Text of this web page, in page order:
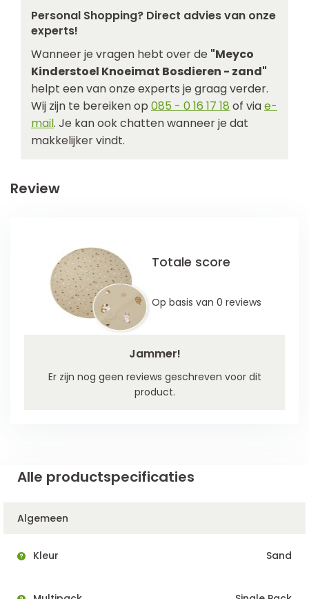
Personal Shopping? Direct advies van onze
experts!
Wanneer je vragen hebt over de "Meyco
Kinderstoel Knoeimat Bosdieren - zand"
helpt een van onze experts je graag verder.
Wij zijn te bereiken op 085 - 0 16 17 18 of viae-
mail. Je kan ook chatten wanneer je dat
makkelijker vindt.
Review
Jammer!
Er zijn nog geen reviews geschreven voor dit
product.
Totale score
Op basis van 0 reviews
Alle productspecificaties
Algemeen
Kleur Sand